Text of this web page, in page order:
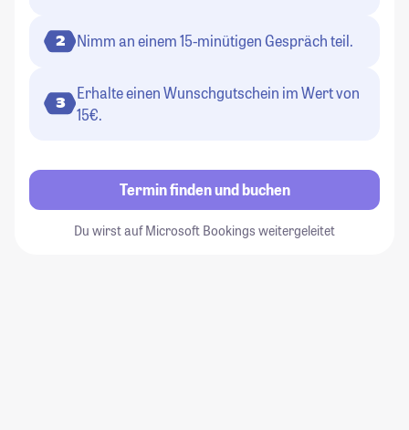
2 Nimm an einem 15-minütigen Gespräch teil.
3
Erhalte einen Wunschgutschein im Wert von
15€.
Termin finden und buchen
Du wirst auf Microsoft Bookings weitergeleitet